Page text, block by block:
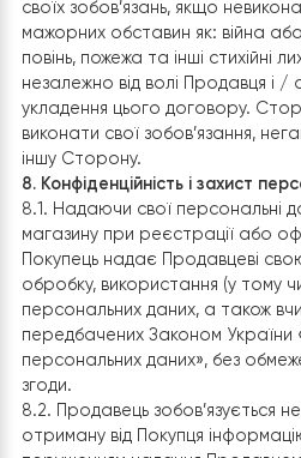
користування або
непереборної сили.
6.7. Покупець не має права
належної якості, що має
властивості, якщо
використаний виключно
т.ч. за за бажанням Покупця
характеристики, зовнішній
Підтвердженням того, що
визначені властивості, є
інших характеристик, що
6.8. Повернення товару, у
законом та цим Договором,
вказаною на сайті в розділі
7. Відповідальність
7.1. Продавець не несе